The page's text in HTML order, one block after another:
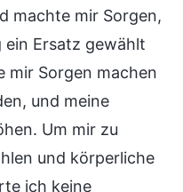
machte mir Sorgen,
ein Ersatz gewählt
mir Sorgen machen
und meine
Um mir zu
und körperliche
ich keine